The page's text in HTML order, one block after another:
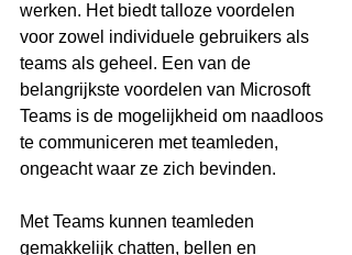
werken. Het biedt talloze voordelen
voor zowel individuele gebruikers als
teams als geheel. Een van de
belangrijkste voordelen van Microsoft
Teams is de mogelijkheid om naadloos
te communiceren met teamleden,
ongeacht waar ze zich bevinden.
Met Teams kunnen teamleden
gemakkelijk chatten, bellen en